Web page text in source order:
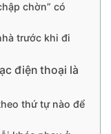
chờn” có
trước khi đi
điện thoại là
thứ tự nào để